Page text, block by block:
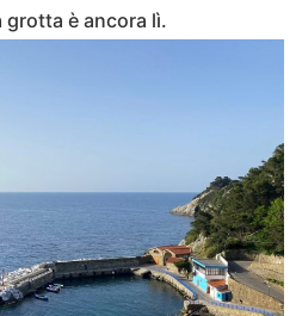
grotta è ancora lì.